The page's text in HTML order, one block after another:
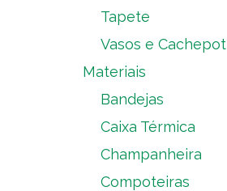
Tapete
Vasos e Cachepot
Materiais
Bandejas
Caixa Térmica
Champanheira
Compoteiras